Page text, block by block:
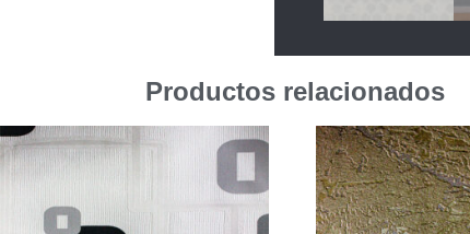
Productos relacionados